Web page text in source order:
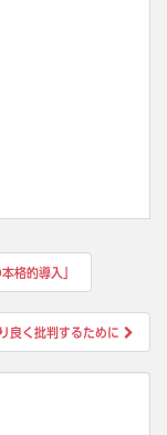
格的導入」
良く批判するために